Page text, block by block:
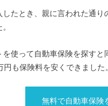
したとき、親に言われた通
を使って自動車保険を探すと
円も保険料を安くできまし
無料で自動車保険